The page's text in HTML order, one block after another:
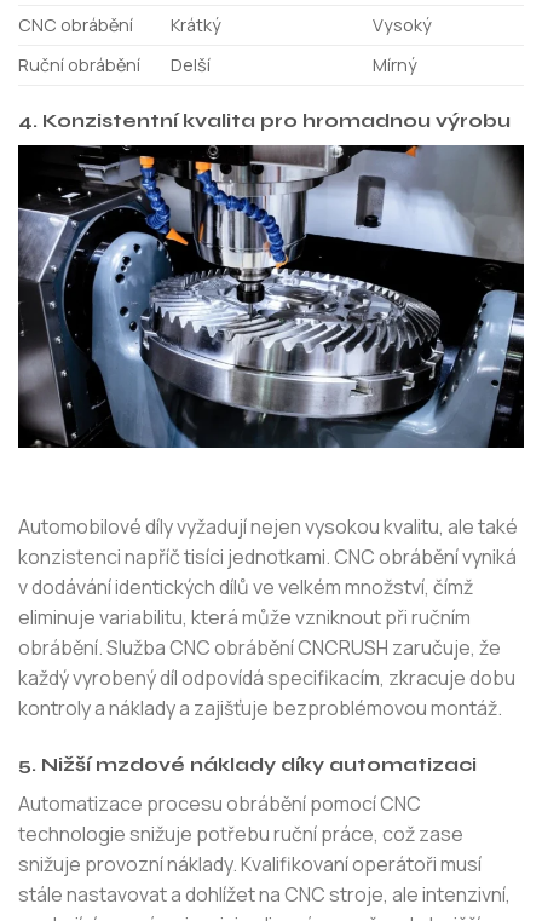
CNC obrábění
Krátký
Vysoký
Ruční obrábění
Delší Mírný
4. Konzistentní kvalita pro hromadnou výrobu
Automobilové díly vyžadují nejen vysokou kvalitu, ale také
konzistenci napříč tisíci jednotkami. CNC obrábění vyniká
v dodávání identických dílů ve velkém množství, čímž
eliminuje variabilitu, která může vzniknout při ručním
obrábění. Služba CNC obrábění CNCRUSH zaručuje, že
každý vyrobený díl odpovídá specifikacím, zkracuje dobu
kontroly a náklady a zajišťuje bezproblémovou montáž.
5. Nižší mzdové náklady díky automatizaci
Automatizace procesu obrábění pomocí CNC
technologie snižuje potřebu ruční práce, což zase
snižuje provozní náklady. Kvalifikovaní operátoři musí
stále nastavovat a dohlížet na CNC stroje, ale intenzivní,